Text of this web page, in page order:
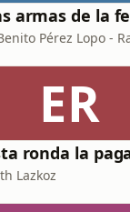
armas de la fe
ER
Lazkoz